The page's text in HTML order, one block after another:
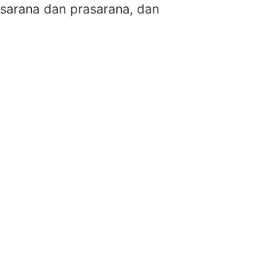
dan prasarana, dan